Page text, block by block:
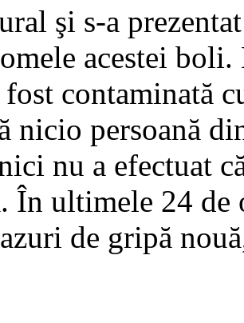
şi s-a
acestei
fost contaminată
nicio persoană
nu a efectuat
În ultimele 24 de
de gripă